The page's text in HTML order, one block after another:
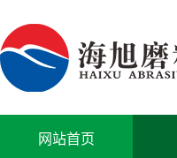
网站首页